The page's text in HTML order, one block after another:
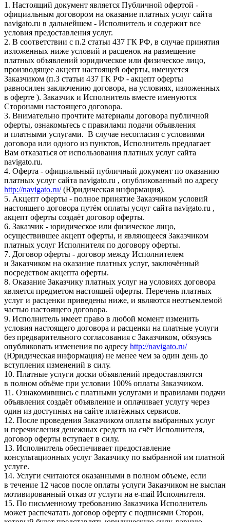
1. Настоящий документ является Публичной офертой -
официальным договором на оказание платных услуг сайта
navigato.ru в дальнейшем - Исполнитель и содержит все
условия предоставления услуг.
2. В соответствии с п.2 статьи 437 ГК РФ, в случае принятия
изложенных ниже условий и расценок на размещение
платных объявлений юридическое или физическое лицо,
производящее акцепт настоящей оферты, именуется
Заказчиком (п.3 статьи 437 ГК РФ - акцепт оферты
равносилен заключению договора, на условиях, изложенных
в оферте ). Заказчик и Исполнитель вместе именуются
Сторонами настоящего договора.
3. Внимательно прочтите материалы договора публичной
оферты, ознакомьтесь с правилами подачи объявления
и платными услугами. В случае несогласия с условиями
договора или одного из пунктов, Исполнитель предлагает
Вам отказаться от использования платных услуг сайта
navigato.ru.
4. Оферта - официальный публичный документ по оказанию
платных услуг сайта navigato.ru , опубликованный по адресу
http://navigato.ru/(Юридическая информация).
5. Акцепт оферты - полное принятие Заказчиком условий
настоящего договора путём оплаты услуг сайта navigato.ru ,
акцепт оферты создаёт договор оферты.
6. Заказчик - юридическое или физическое лицо,
осуществившее акцепт оферты, и являющееся Заказчиком
платных услуг Исполнителя по договору оферты.
7. Договор оферты - договор между Исполнителем
и Заказчиком на оказание платных услуг, заключённый
посредством акцепта оферты.
8. Оказание Заказчику платных услуг на условиях договора
является предметом настоящей оферты. Перечень платных
услуг и расценки приведены ниже, и являются неотъемлемой
частью настоящего договора.
9. Исполнитель имеет право в любой момент изменить
условия настоящего договора и расценки на платные услуги
без предварительного согласования с Заказчиком, обязуясь
опубликовать изменения по адресу http://navigato.ru/
(Юридическая информация) не менее чем за один день до
вступления изменений в силу.
10. Платные услуги доски объявлений предоставляются
в полном объёме при условии 100% оплаты Заказчиком.
11. Ознакомившись с платными услугами и правилами подачи
объявления создаёт объявление и оплачивает услугу через
один из доступных на сайте платёжных сервисов.
12. После проведения Заказчиком оплаты выбранных услуг
и перечисления денежных средств на счёт Исполнителя,
договор оферты вступает в силу.
13. Исполнитель обеспечивает предоставление
консультационных услуг Заказчику по выбранной им платной
услуге.
14. Услуги считаются оказанными в полном объеме, если
в течение 12 часов после оплаты услуги Заказчиком не выслан
мотивированный отказ от услуги на e-mail Исполнителя.
15. По письменному требованию Заказчика Исполнитель
может распечатать договор оферту с подписями Сторон,